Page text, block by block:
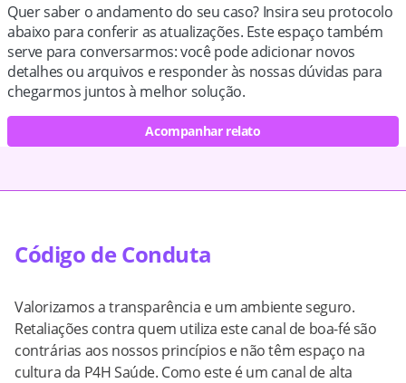
Quer saber o andamento do seu caso? Insira seu protocolo
abaixo para conferir as atualizações. Este espaço também
serve para conversarmos: você pode adicionar novos
detalhes ou arquivos e responder às nossas dúvidas para
chegarmos juntos à melhor solução.
Acompanhar relato
Código de Conduta
Valorizamos a transparência e um ambiente seguro.
Retaliações contra quem utiliza este canal de boa-fé são
contrárias aos nossos princípios e não têm espaço na
cultura da P4H Saúde. Como este é um canal de alta